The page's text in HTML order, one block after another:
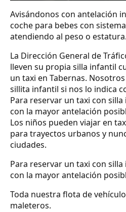
Avisándonos con antelación
coche para bebes con
atendiendo al peso o estatura.
La Dirección General de
lleven su propia silla infantil
un taxi en Tabernas.
sillita infantil si nos lo indica
Para reservar un taxi con
con la mayor antelación
Los niños pueden viajar en
para trayectos urbanos y
ciudades.
Para reservar un taxi con
con la mayor antelación
Toda nuestra flota de
maleteros.